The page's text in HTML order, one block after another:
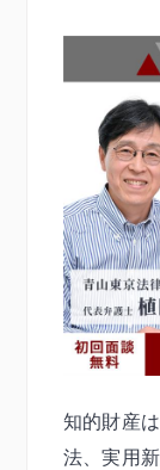
知的財産
法、実用